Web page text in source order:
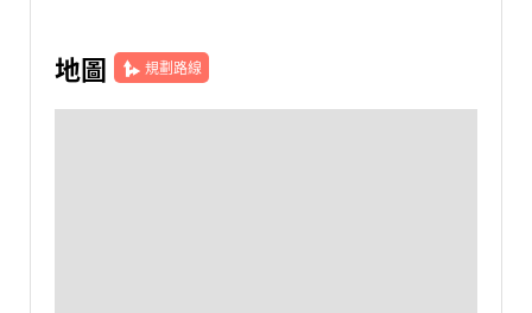
地圖 規劃路線